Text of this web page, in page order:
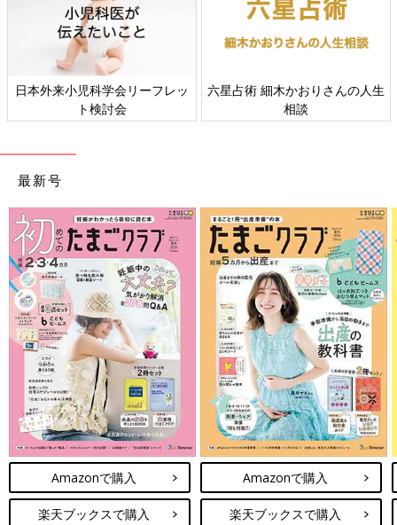
最新! 初めての離乳食新百科 (ベネッセ・ムック たまひよブック
ス たまひよ新百科シリーズ)
Amazonで見る
日本外来小児科学会リーフレッ
ト検討会
六星占術 細木かおりさんの人生
相談
最新号
Amazonで購入
楽天ブックスで購入
Amazonで購入
楽天ブックスで購入